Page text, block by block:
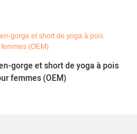
gorge et short de yoga à pois
femmes (OEM)